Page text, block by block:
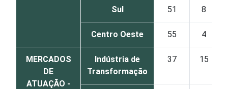
Sul 51 8
Centro Oeste 55 4
MERCADOS
DE
ATUAÇÃO -
Indústria de
Transformação
37 15